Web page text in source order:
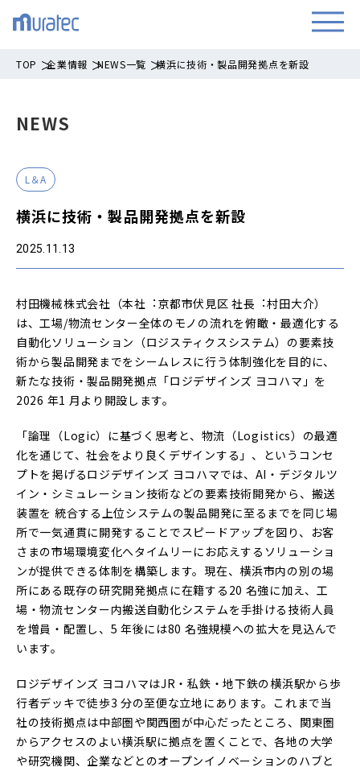
TOP 企業情報 NEWS一覧 横浜に技術・製品開発拠点を新設
NEWS
L＆A
横浜に技術・製品開発拠点を新設
2025.11.13
村⽥機械株式会社（本社︓京都市伏⾒区 社⻑︓村⽥⼤介）
は、⼯場/物流センター全体のモノの流れを俯瞰・最適化する
⾃動化ソリューション（ロジスティクスシステム）の要素技
術から製品開発までをシームレスに⾏う体制強化を⽬的に、
新たな技術・製品開発拠点「ロジデザインズ ヨコハマ」を
2026 年1 ⽉より開設します。
「論理（Logic）に基づく思考と、物流（Logistics）の最適
化を通じて、社会をより良くデザインする」、というコンセ
プトを掲げるロジデザインズ ヨコハマでは、AI・デジタルツ
イン・シミュレーション技術などの要素技術開発から、搬送
装置を 統合する上位システムの製品開発に⾄るまでを同じ場
所で⼀気通貫に開発することでスピードアップを図り、お客
さまの市場環境変化へタイムリーにお応えするソリューショ
ンが提供できる体制を構築します。現在、横浜市内の別の場
所にある既存の研究開発拠点に在籍する20 名強に加え、⼯
場・物流センター内搬送⾃動化システムを⼿掛ける技術⼈員
を増員・配置し、5 年後には80 名強規模への拡⼤を⾒込んで
います。
ロジデザインズ ヨコハマはJR・私鉄・地下鉄の横浜駅から歩
⾏者デッキで徒歩3 分の⾄便な⽴地にあります。これまで当
社の技術拠点は中部圏や関⻄圏が中⼼だったところ、関東圏
からアクセスのよい横浜駅に拠点を置くことで、各地の⼤学
や研究機関、企業などとのオープンイノベーションのハブと